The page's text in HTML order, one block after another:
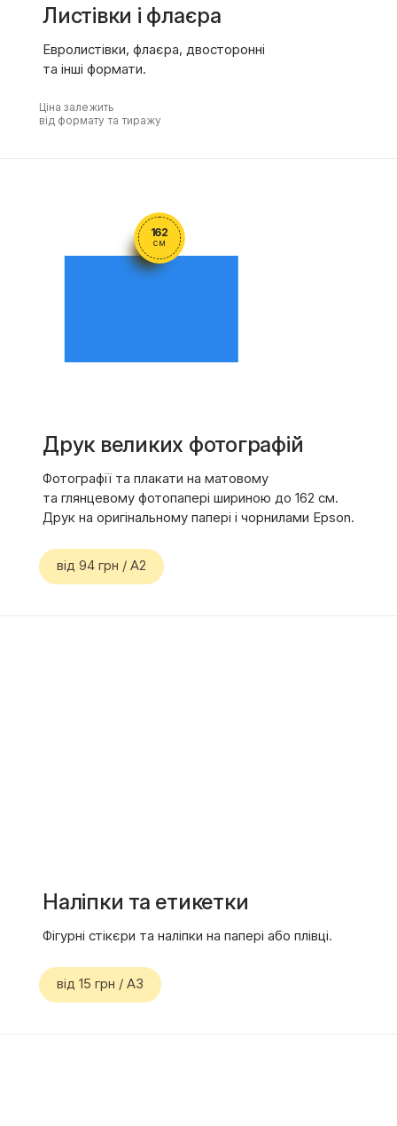
Листівки і флаєра
Евролистівки, флаєра, двосторонні
та інші формати.
Ціна залежить
від формату та тиражу
162
см
Друк великих фотографій
Фотографії та плакати на матовому
та глянцевому фотопапері шириною до 162 см.
Друк на оригінальному папері і чорнилами Epson.
від 94 грн / А2
Наліпки та етикетки
Фігурні стікєри та наліпки на папері або плівці.
від 15 грн / A3